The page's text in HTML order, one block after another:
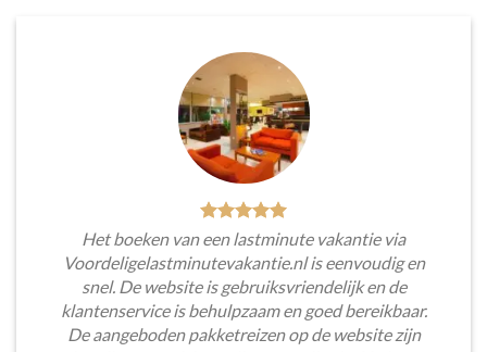
Het boeken van een lastminute vakantie via
Voordeligelastminutevakantie.nl is eenvoudig en
snel. De website is gebruiksvriendelijk en de
klantenservice is behulpzaam en goed bereikbaar.
De aangeboden pakketreizen op de website zijn